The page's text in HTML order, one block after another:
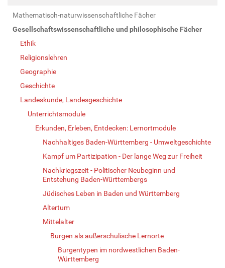
Mathematisch-naturwissenschaftliche Fächer
Gesellschaftswissenschaftliche und philosophische Fächer
Ethik
Religionslehren
Geographie
Geschichte
Landeskunde, Landesgeschichte
Unterrichtsmodule
Erkunden, Erleben, Entdecken: Lernortmodule
Nachhaltiges Baden-Württemberg - Umweltgeschichte
Kampf um Partizipation - Der lange Weg zur Freiheit
Nachkriegszeit - Politischer Neubeginn und
Entstehung Baden-Württembergs
Jüdisches Leben in Baden und Württemberg
Altertum
Mittelalter
Burgen als außerschulische Lernorte
Burgentypen im nordwestlichen Baden-
Württemberg